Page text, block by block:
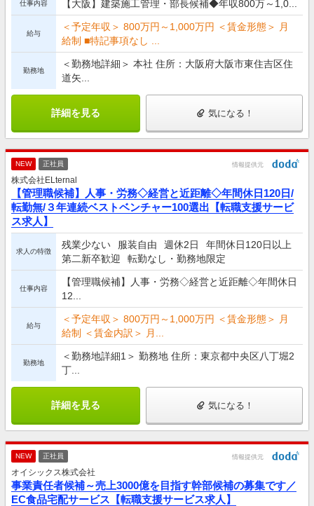
仕事内容 【大阪】建築施工管理・部長候補◆年収800万～1,0...
給与
＜予定年収＞ 800万円～1,000万円 ＜賃金形態＞ 月
給制 ■特記事項なし ...
勤務地
＜勤務地詳細＞ 本社 住所：大阪府大阪市東住吉区住
道矢...
詳細を見る 気になる！
NEW 正社員 情報提供元
株式会社ELternal
【管理職候補】人事・労務◇経営と近距離◇年間休日120日/
転勤無/３年連続ベストベンチャー100選出【転職支援サービ
ス求人】
求人の特徴
残業少ない 服装自由 週休2日
年間休日120日以上
第二新卒歓迎
転勤なし・勤務地限定
仕事内容
【管理職候補】人事・労務◇経営と近距離◇年間休日
12...
給与
＜予定年収＞ 800万円～1,000万円 ＜賃金形態＞ 月
給制 ＜賃金内訳＞ 月...
勤務地
＜勤務地詳細1＞ 勤務地 住所：東京都中央区八丁堀2
丁...
詳細を見る 気になる！
NEW 正社員 情報提供元
オイシックス株式会社
事業責任者候補～売上3000億を目指す幹部候補の募集です／
EC食品宅配サービス【転職支援サービス求人】